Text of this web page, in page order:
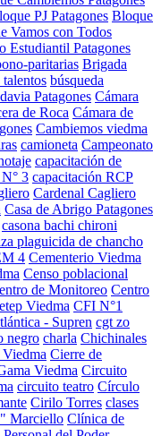
PJ Patagones Bloque
Vamos con Todos
Estudiantil Patagones
paritarias Brigada
búsqueda
Patagones Cámara
de Roca Cámara de
Cambiemos viedma
camioneta Campeonato
capacitación de
3 capacitación RCP
Cardenal Cagliero
Casa de Abrigo Patagones
casona bachi chironi
plaguicida de chancho
4 Cementerio Viedma
Censo poblacional
de Monitoreo Centro
Viedma CFI N°1
- Supren cgt zo
negro charla Chichinales
Cierre de
Viedma Circuito
circuito teatro Círculo
Cirilo Torres clases
Marciello Clínica de